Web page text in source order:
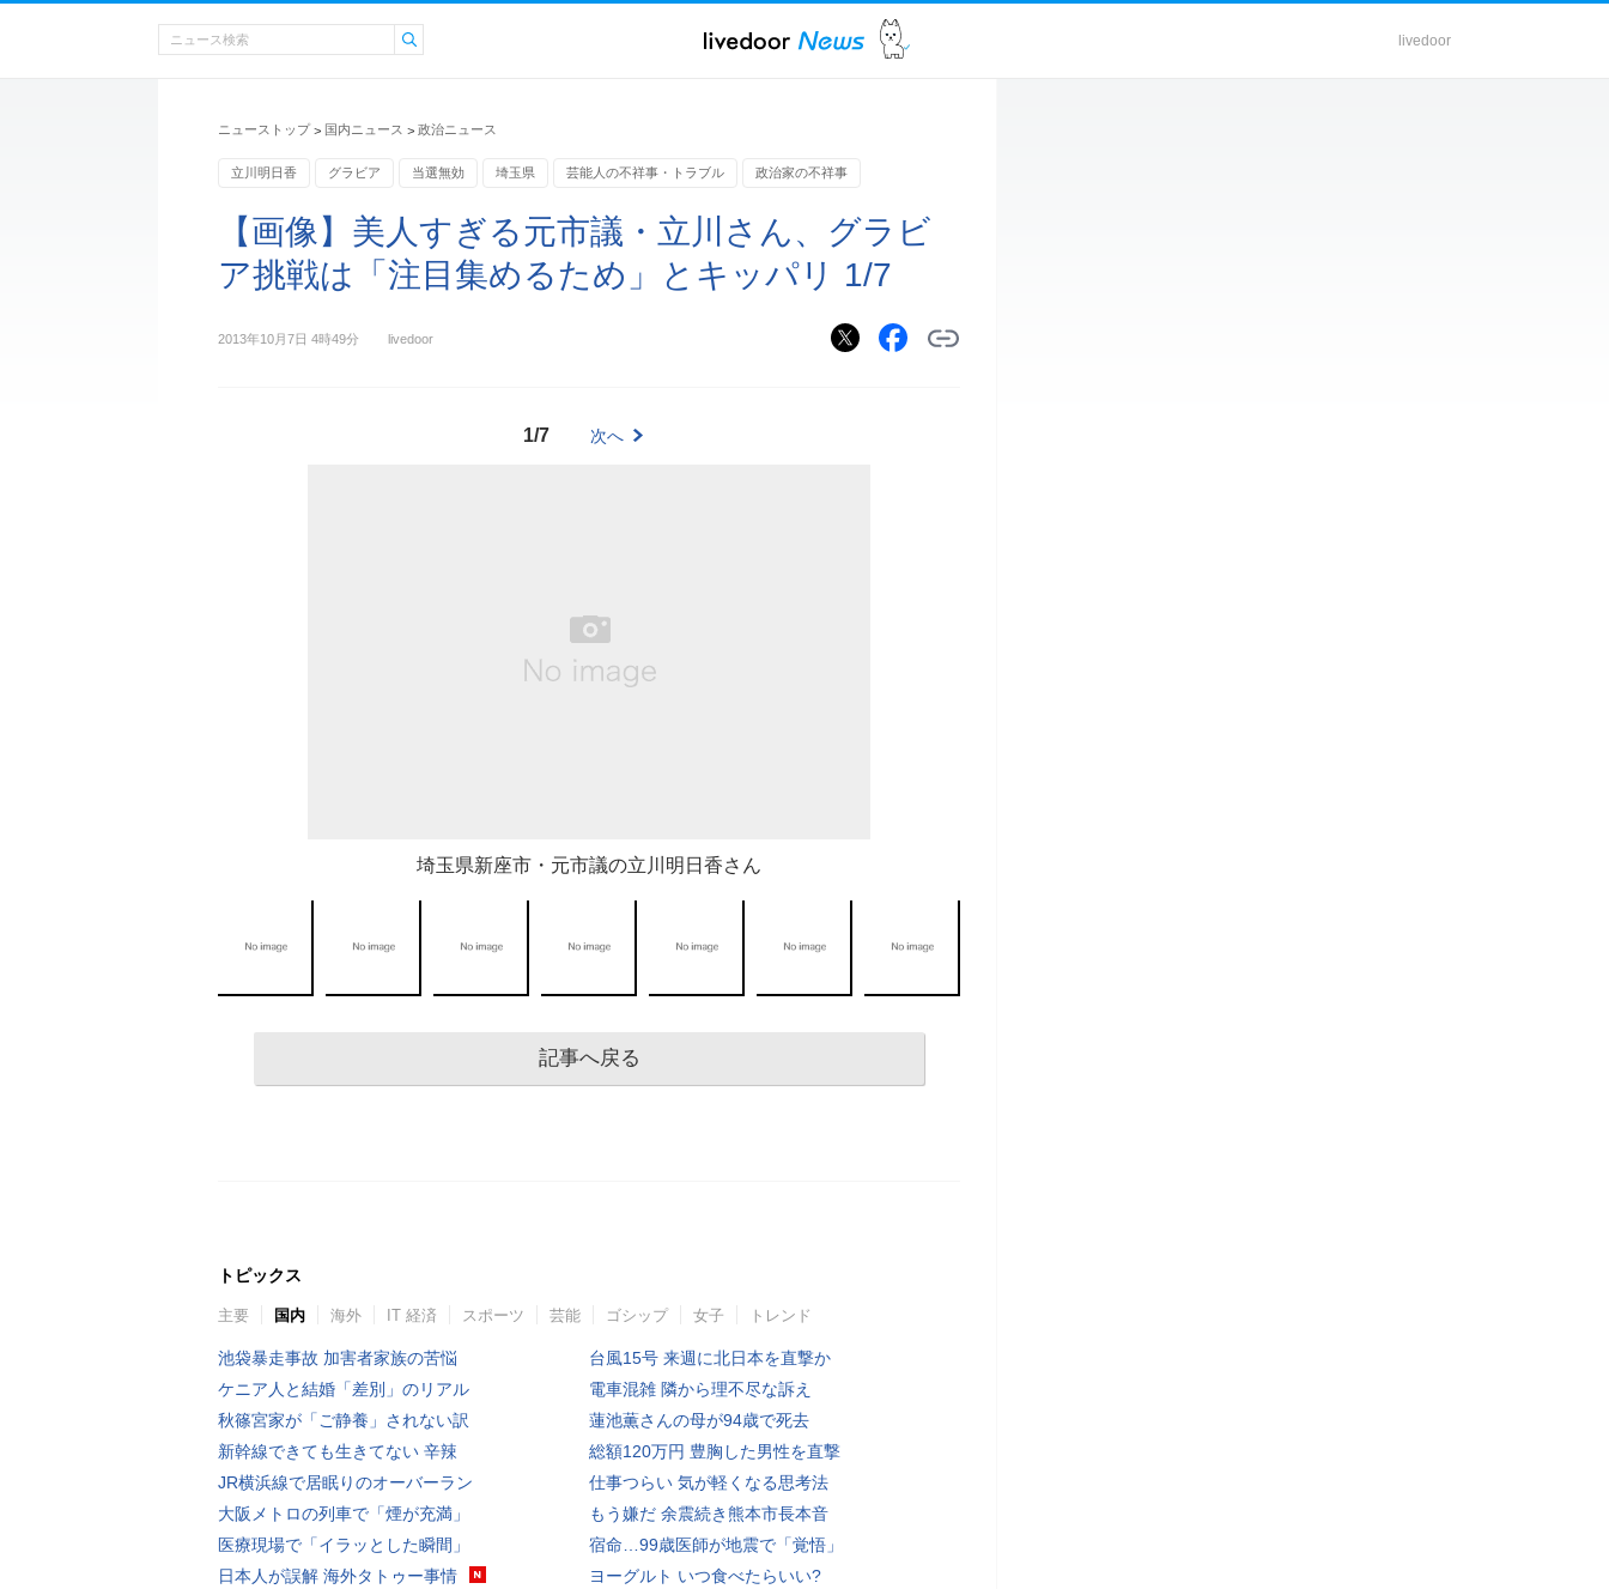
livedoor
ニューストップ > 国内ニュース > 政治ニュース
立川明日香 グラビア 当選無効 埼玉県 芸能人の不祥事・トラブル 政治家の不祥事
【画像】美人すぎる元市議・立川さん、グラビ
ア挑戦は「注目集めるため」とキッパリ 1/7
2013年10月7日 4時49分 livedoor
1/7 次へ
埼玉県新座市・元市議の立川明日香さん
記事へ戻る
トピックス
主要 国内 海外 IT 経済 スポーツ 芸能 ゴシップ 女子 トレンド
池袋暴走事故 加害者家族の苦悩
ケニア人と結婚「差別」のリアル
秋篠宮家が「ご静養」されない訳
新幹線できても生きてない 辛辣
JR横浜線で居眠りのオーバーラン
大阪メトロの列車で「煙が充満」
医療現場で「イラッとした瞬間」
日本人が誤解 海外タトゥー事情
台風15号 来週に北日本を直撃か
電車混雑 隣から理不尽な訴え
蓮池薫さんの母が94歳で死去
総額120万円 豊胸した男性を直撃
仕事つらい 気が軽くなる思考法
もう嫌だ 余震続き熊本市長本音
宿命…99歳医師が地震で「覚悟」
ヨーグルト いつ食べたらいい?